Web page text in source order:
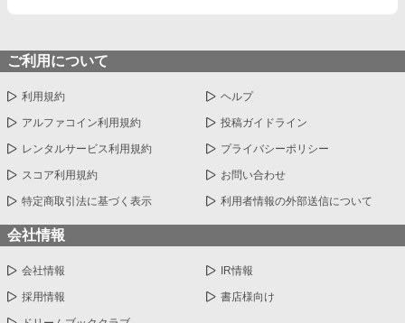
ご利用について
利用規約 ヘルプ
アルファコイン利用規約 投稿ガイドライン
レンタルサービス利用規約 プライバシーポリシー
スコア利用規約 お問い合わせ
特定商取引法に基づく表示 利用者情報の外部送信について
会社情報
会社情報 IR情報
採用情報 書店様向け